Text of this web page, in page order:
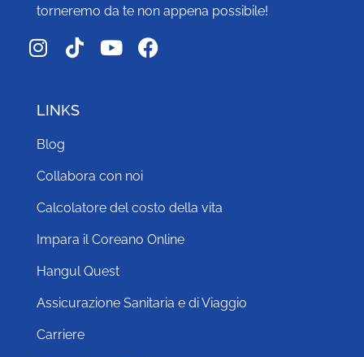
torneremo da te non appena possibile!
LINKS
Blog
Collabora con noi
Calcolatore del costo della vita
Impara il Coreano Online
Hangul Quest
Assicurazione Sanitaria e di Viaggio
Carriere